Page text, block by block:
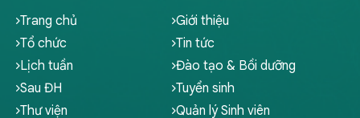
Trang chủ
Giới thiệu
Tổ chức
Tin tức
Lịch tuần
Đào tạo & Bồi dưỡng
Sau ĐH
Tuyển sinh
Thư viện
Quản lý Sinh viên